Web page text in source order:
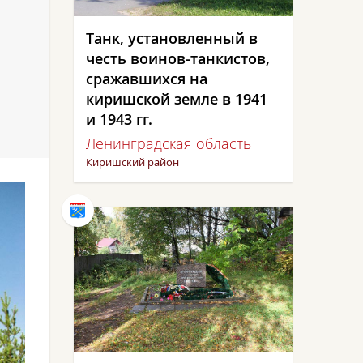
Танк, установленный в
честь воинов-танкистов,
сражавшихся на
киришской земле в 1941
и 1943 гг.
Ленинградская область
Киришский район